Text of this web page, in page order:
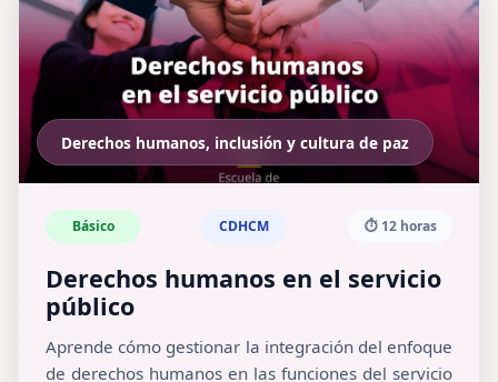
Derechos humanos, inclusión y cultura de paz
Básico CDHCM ⏱️ 12 horas
Derechos humanos en el servicio
público
Aprende cómo gestionar la integración del enfoque
de derechos humanos en las funciones del servicio